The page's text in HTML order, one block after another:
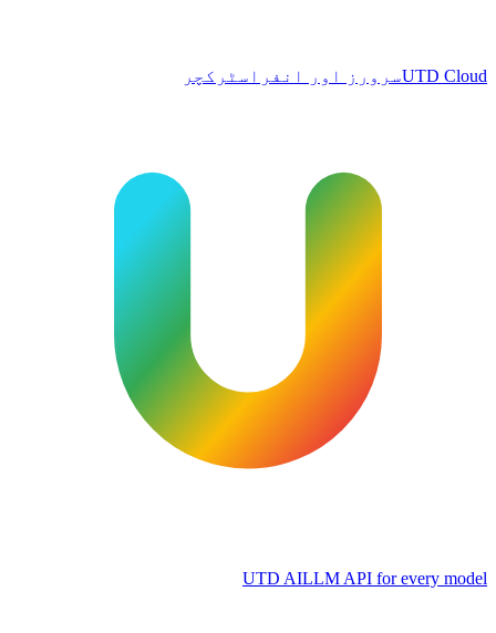
UTD Cloudسرورز اور انفراسٹرکچر
UTD AILLM API for every model